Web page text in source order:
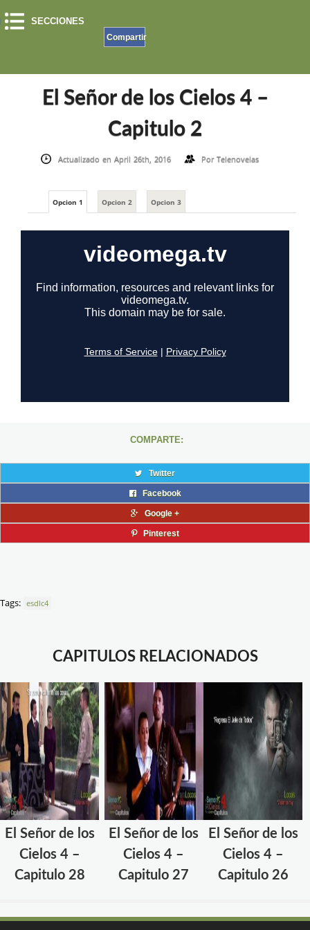
SECCIONES
Compartir
EL SEÑOR DE LOS CIELOS»EL SEÑOR DE LOS CIELOS 4
El Señor de los Cielos 4 –
Capitulo 2
Actualizado en April 26th, 2016 PorTelenovelas
Opcion 1 Opcion 2 Opcion 3
COMPARTE:
Twitter
Facebook
Google +
Pinterest
Tags: esdlc4
CAPITULOS RELACIONADOS
El Señor de los
Cielos 4 –
Capitulo 28
El Señor de los
Cielos 4 –
Capitulo 27
El Señor de los
Cielos 4 –
Capitulo 26